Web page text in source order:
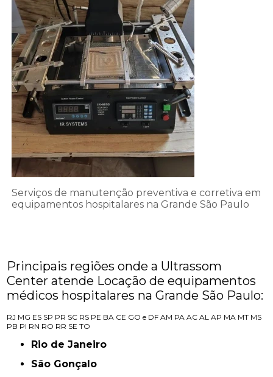
Serviços de manutenção preventiva e corretiva em
equipamentos hospitalares na Grande São Paulo
Principais regiões onde a Ultrassom
Center atende Locação de equipamentos
médicos hospitalares na Grande São Paulo:
RJ MG ES SP PR SC RS PE BA CE GO e DF AM PA AC AL AP MA MT MS
PB PI RN RO RR SE TO
Rio de Janeiro
São Gonçalo